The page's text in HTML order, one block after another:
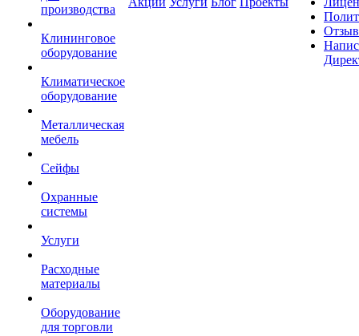
производства
Клининговое
оборудование
Климатическое
оборудование
Металлическая
мебель
Сейфы
Охранные
системы
Услуги
Расходные
материалы
Оборудование
для торговли